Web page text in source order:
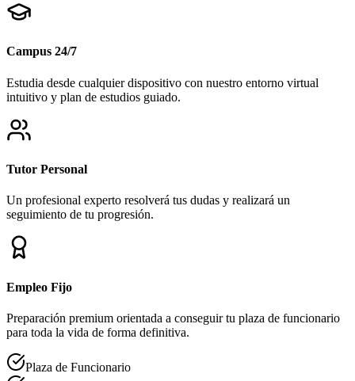
Campus 24/7
Estudia desde cualquier dispositivo con nuestro entorno virtual
intuitivo y plan de estudios guiado.
Tutor Personal
Un profesional experto resolverá tus dudas y realizará un
seguimiento de tu progresión.
Empleo Fijo
Preparación premium orientada a conseguir tu plaza de funcionario
para toda la vida de forma definitiva.
Plaza de Funcionario